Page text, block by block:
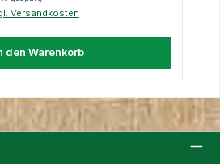
Versandkosten
den Warenkorb